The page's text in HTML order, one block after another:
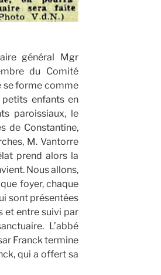
général Mgr
du Comité
se forme comme
enfants en
paroissiaux, le
de Constantine,
M. Vantorre
prend alors la
Nous allons,
foyer, chaque
sont présentées
et entre suivi par
L’abbé
Franck termine
qui a offert sa